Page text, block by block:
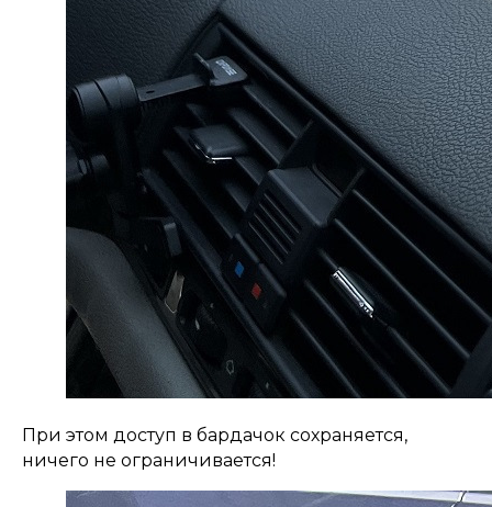
При этом доступ в бардачок сохраняется,
ничего не ограничивается!